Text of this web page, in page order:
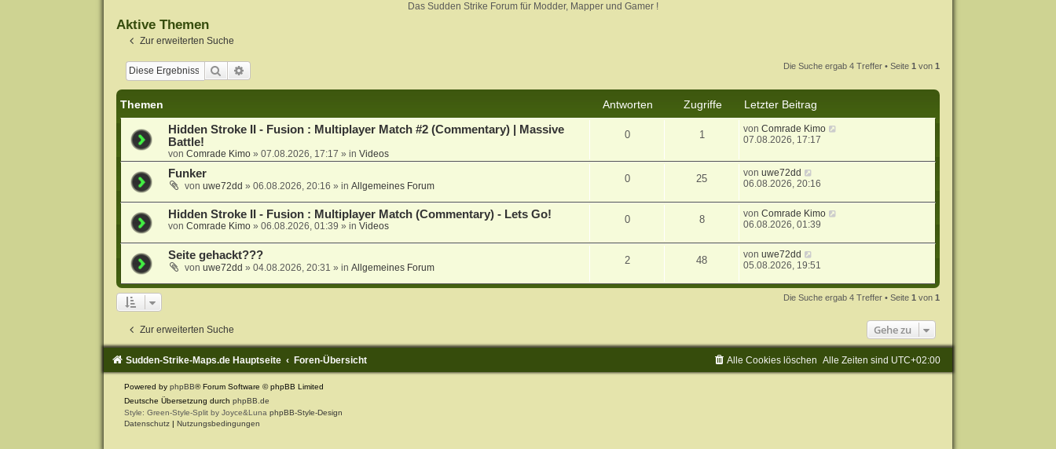
Das Sudden Strike Forum für Modder, Mapper und Gamer !
Aktive Themen
Zur erweiterten Suche
Suche Die Suche ergab 4 Treffer • Seite1 von1
Themen Antworten Zugriffe
Letzter Beitrag
Hidden Stroke II - Fusion : Multiplayer Match #2 (Commentary) | Massive
Battle!
von Comrade Kimo» 07.08.2026, 17:17 » in Videos
0 1 vonComrade Kimo
07.08.2026, 17:17
Funker
von uwe72dd » 06.08.2026, 20:16 » in Allgemeines Forum
0 25 vonuwe72dd
06.08.2026, 20:16
Hidden Stroke II - Fusion : Multiplayer Match (Commentary) - Lets Go!
von Comrade Kimo» 06.08.2026, 01:39 » in Videos
0 8 vonComrade Kimo
06.08.2026, 01:39
Seite gehackt???
von uwe72dd » 04.08.2026, 20:31 » in Allgemeines Forum
2 48 vonuwe72dd
05.08.2026, 19:51
Die Suche ergab 4 Treffer • Seite1 von1
Zur erweiterten Suche Gehe zu
Sudden-Strike-Maps.de Hauptseite Foren-Übersicht Alle Zeiten sind UTC+02:00
Alle Cookies löschen
Powered by phpBB® Forum Software © phpBB Limited
Deutsche Übersetzung durch phpBB.de
Style: Green-Style-Split by Joyce&Luna phpBB-Style-Design
Datenschutz | Nutzungsbedingungen